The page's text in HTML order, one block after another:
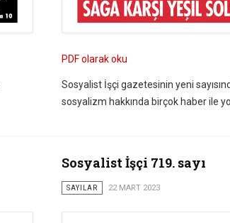
PDF olarak oku
Sosyalist İşçi gazetesinin yeni
sosyalizm hakkında birçok haber ile
Sosyalist İşçi 719. sayı
SAYILAR 22 MART 2023